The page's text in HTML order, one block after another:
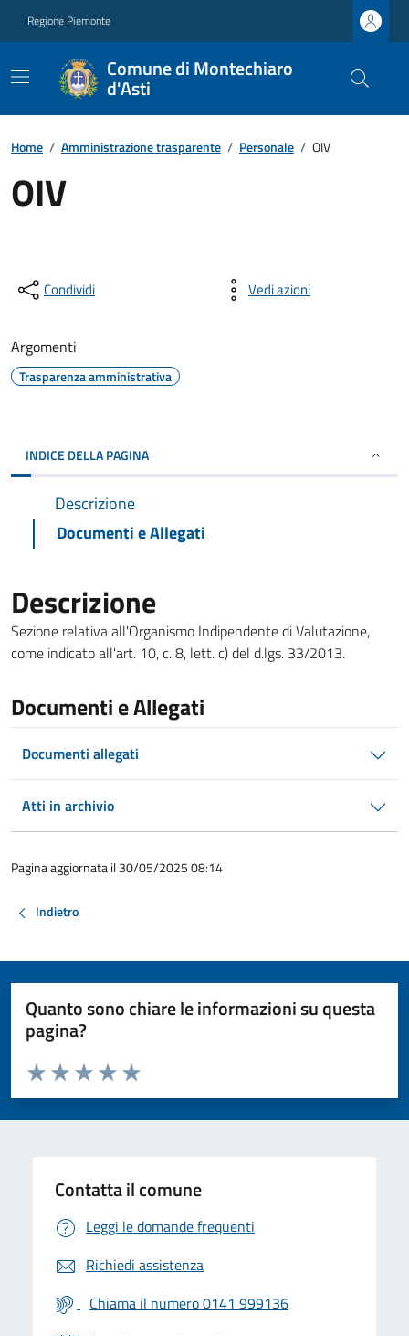
Regione Piemonte
Comune di Montechiaro
d'Asti
Home / Amministrazione trasparente / Personale / OIV
OIV
Condividi Vedi azioni
Argomenti
Trasparenza amministrativa
INDICE DELLA PAGINA
Descrizione
Documenti e Allegati
Descrizione
Sezione relativa all'Organismo Indipendente di Valutazione,
come indicato all'art. 10, c. 8, lett. c) del d.lgs. 33/2013.
Documenti e Allegati
Documenti allegati
Atti in archivio
Pagina aggiornata il 30/05/2025 08:14
Indietro
Quanto sono chiare le informazioni su questa
pagina?
Valuta da 1 a 5 stelle la pagina
Valuta 5 stelle su 5
Valuta 4 stelle su 5
Valuta 3 stelle su 5
Valuta 2 stelle su 5
Valuta 1 stelle su 5
Contatta il comune
Leggi le domande frequenti
Richiedi assistenza
Chiama il numero 0141 999136